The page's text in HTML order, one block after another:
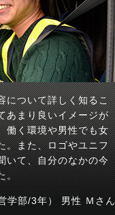
について詳しく知るこ
あまり良いイメージが
働く環境や男性でも女
。また、ロゴやユニフ
いて、自分のなかの今
。
学部/3年） 男性 Ｍさん